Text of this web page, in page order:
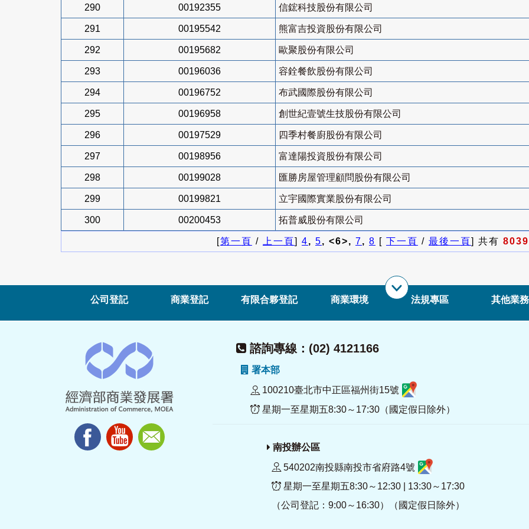
290 00192355 信鋐科技股份有限公司
291 00195542 熊富吉投資股份有限公司
292 00195682 歐聚股份有限公司
293 00196036 容銓餐飲股份有限公司
294 00196752 布武國際股份有限公司
295 00196958 創世紀壹號生技股份有限公司
296 00197529 四季村餐廚股份有限公司
297 00198956 富達陽投資股份有限公司
298 00199028 匯勝房屋管理顧問股份有限公司
299 00199821 立宇國際實業股份有限公司
300 00200453 拓普威股份有限公司
[第一頁 / 上一頁] 4, 5, <6>, 7, 8 [ 下一頁 / 最後一頁] 共有 8039
公司登記 商業登記 有限合夥登記 商業環境 法規專區 其他業務
諮詢專線：(02) 4121166
署本部
100210臺北市中正區福州街15號
星期一至星期五8:30～17:30（國定假日除外）
南投辦公區
540202南投縣南投市省府路4號
星期一至星期五8:30～12:30 | 13:30～17:30
（公司登記：9:00～16:30）（國定假日除外）